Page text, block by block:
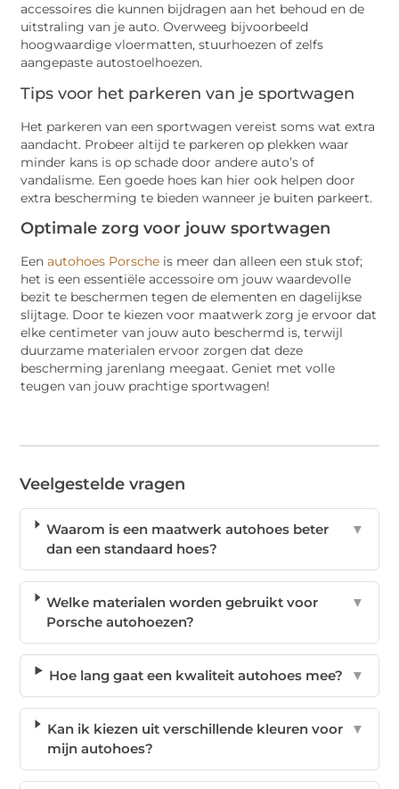
accessoires die kunnen bijdragen aan het behoud en de
uitstraling van je auto. Overweeg bijvoorbeeld
hoogwaardige vloermatten, stuurhoezen of zelfs
aangepaste autostoelhoezen.
Tips voor het parkeren van je sportwagen
Het parkeren van een sportwagen vereist soms wat extra
aandacht. Probeer altijd te parkeren op plekken waar
minder kans is op schade door andere auto’s of
vandalisme. Een goede hoes kan hier ook helpen door
extra bescherming te bieden wanneer je buiten parkeert.
Optimale zorg voor jouw sportwagen
Eenautohoes Porsche is meer dan alleen een stuk stof;
het is een essentiële accessoire om jouw waardevolle
bezit te beschermen tegen de elementen en dagelijkse
slijtage. Door te kiezen voor maatwerk zorg je ervoor dat
elke centimeter van jouw auto beschermd is, terwijl
duurzame materialen ervoor zorgen dat deze
bescherming jarenlang meegaat. Geniet met volle
teugen van jouw prachtige sportwagen!
Veelgestelde vragen
Waarom is een maatwerk autohoes beter
dan een standaard hoes?
▼
Welke materialen worden gebruikt voor
Porsche autohoezen?
▼
Hoe lang gaat een kwaliteit autohoes mee? ▼
Kan ik kiezen uit verschillende kleuren voor
mijn autohoes?
▼